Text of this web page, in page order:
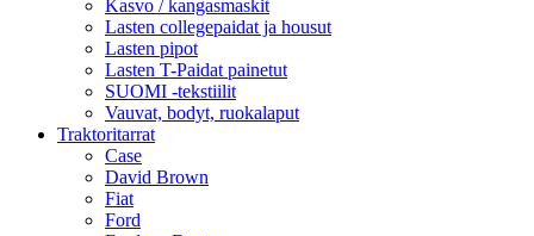
Kasvo / kangasmaskit
Lasten collegepaidat ja housut
Lasten pipot
Lasten T-Paidat painetut
SUOMI -tekstiilit
Vauvat, bodyt, ruokalaput
Traktoritarrat
Case
David Brown
Fiat
Ford